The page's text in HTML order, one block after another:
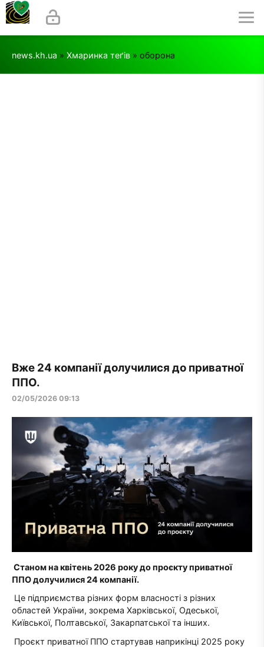
news.kh.ua » Хмаринка теґів » оборона
Вже 24 компанії долучилися до приватної
ППО.
02/05/2026 09:13
Станом на квітень 2026 року до проєкту приватної
ППО долучилися 24 компанії.
Це підприємства різних форм власності з різних
областей України, зокрема Харківської, Одеської,
Київської, Полтавської, Закарпатської та інших.
Проєкт приватної ППО стартував наприкінці 2025 року